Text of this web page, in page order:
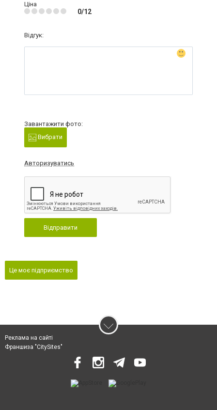
Ціна
0/12
Відгук:
Завантажити фото:
Вибрати
Авторизуватись
Відправити
Це моє підприємство
Реклама на сайті
Франшиза "CitySites"